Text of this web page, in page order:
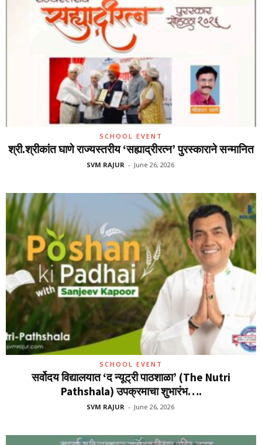
SCHOOL EVENT
श्री.श्रीकांत घाणे राज्यस्तरीय ‘सह्याद्रीरत्न’ पुरस्काराने सन्मानित
SVM RAJUR - June 26, 2026
SCHOOL EVENT
सर्वोदय विद्यालयात ‘द न्यूट्री पाठशाळा’ (The Nutri
Pathshala) उपक्रमाचा शुभारंभ….
SVM RAJUR - June 26, 2026